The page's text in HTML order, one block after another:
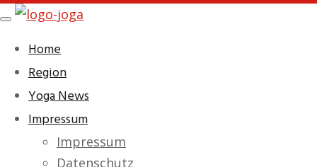
Skip
main
content
Toggle
Home
Region
Yoga News
Impressum
Impressum
Datenschutz